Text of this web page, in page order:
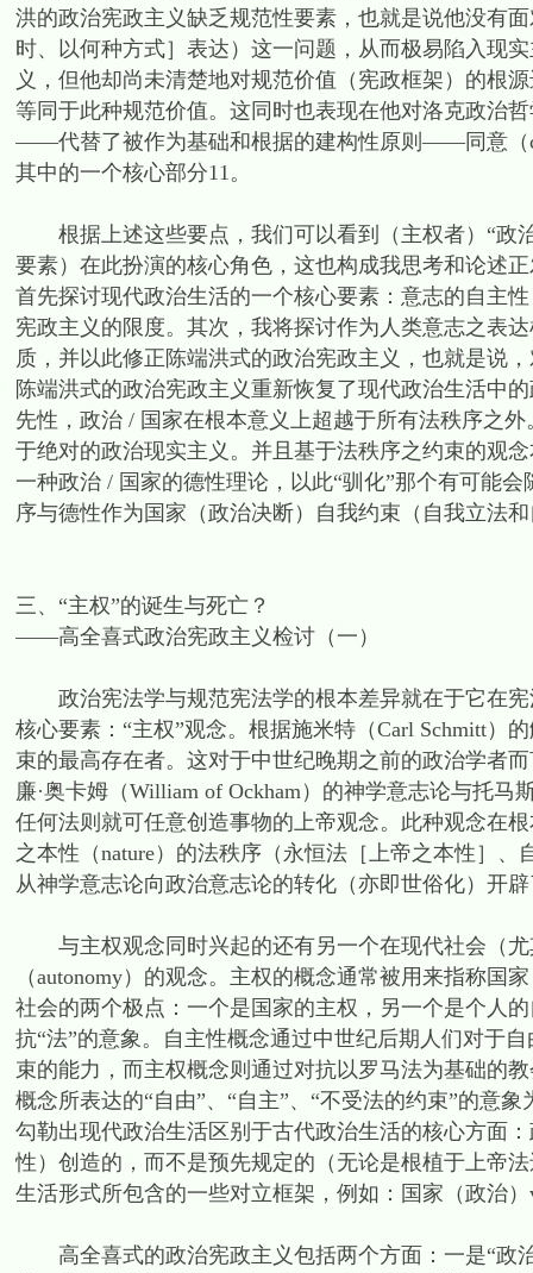
洪的政治宪政主义缺乏规范性要素，也就是说他没有
时、以何种方式］表达）这一问题，从而极易陷入现
义，但他却尚未清楚地对规范价值（宪政框架）的根
等同于此种规范价值。这同时也表现在他对洛克政治
——代替了被作为基础和根据的建构性原则——同意（
其中的一个核心部分11。
根据上述这些要点，我们可以看到（主权者）“政
要素）在此扮演的核心角色，这也构成我思考和论述
首先探讨现代政治生活的一个核心要素：意志的自主
宪政主义的限度。其次，我将探讨作为人类意志之表
质，并以此修正陈端洪式的政治宪政主义，也就是说
陈端洪式的政治宪政主义重新恢复了现代政治生活中
先性，政治 / 国家在根本意义上超越于所有法秩序之
于绝对的政治现实主义。并且基于法秩序之约束的观
一种政治 / 国家的德性理论，以此“驯化”那个有可能
序与德性作为国家（政治决断）自我约束（自我立法
三、“主权”的诞生与死亡？
——高全喜式政治宪政主义检讨（一）
政治宪法学与规范宪法学的根本差异就在于它在宪
核心要素：“主权”观念。根据施米特（Carl Schmitt）
束的最高存在者。这对于中世纪晚期之前的政治学者
廉·奥卡姆（William of Ockham）的神学意志论与托
任何法则就可任意创造事物的上帝观念。此种观念在
之本性（nature）的法秩序（永恒法［上帝之本性］
从神学意志论向政治意志论的转化（亦即世俗化）开
与主权观念同时兴起的还有另一个在现代社会（尤
（autonomy）的观念。主权的概念通常被用来指称
社会的两个极点：一个是国家的主权，另一个是个人
抗“法”的意象。自主性概念通过中世纪后期人们对于
束的能力，而主权概念则通过对抗以罗马法为基础的
概念所表达的“自由”、“自主”、“不受法的约束”的意
勾勒出现代政治生活区别于古代政治生活的核心方面
性）创造的，而不是预先规定的（无论是根植于上帝
生活形式所包含的一些对立框架，例如：国家（政治
高全喜式的政治宪政主义包括两个方面：一是“政